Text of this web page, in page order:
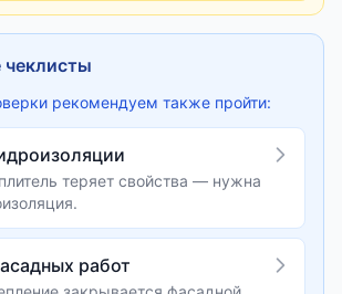
чеклисты
рекомендуем также пройти:
теряет свойства — нужна
работ